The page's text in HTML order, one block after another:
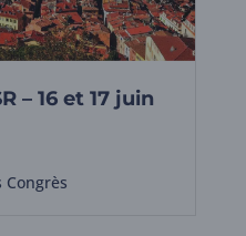
– 16 et 17 juin
Congrès